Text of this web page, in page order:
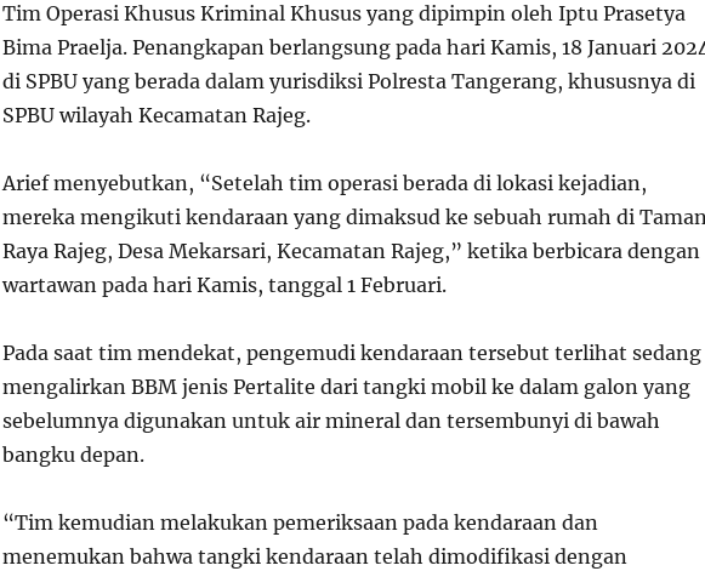
Tim Operasi Khusus Kriminal Khusus yang dipimpin oleh Iptu Prasetya
Bima Praelja. Penangkapan berlangsung pada hari Kamis, 18 Januari
di SPBU yang berada dalam yurisdiksi Polresta Tangerang, khususnya di
SPBU wilayah Kecamatan Rajeg.
Arief menyebutkan, “Setelah tim operasi berada di lokasi kejadian,
mereka mengikuti kendaraan yang dimaksud ke sebuah rumah di
Raya Rajeg, Desa Mekarsari, Kecamatan Rajeg,” ketika berbicara dengan
wartawan pada hari Kamis, tanggal 1 Februari.
Pada saat tim mendekat, pengemudi kendaraan tersebut terlihat sedang
mengalirkan BBM jenis Pertalite dari tangki mobil ke dalam galon yang
sebelumnya digunakan untuk air mineral dan tersembunyi di bawah
bangku depan.
“Tim kemudian melakukan pemeriksaan pada kendaraan dan
menemukan bahwa tangki kendaraan telah dimodifikasi dengan